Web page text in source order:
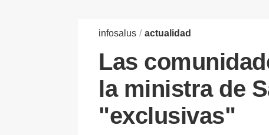
infosalus / actualidad
Las
la ministra de
"exclusivas"